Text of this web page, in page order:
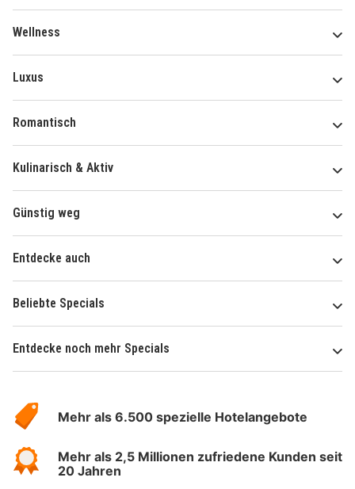
Wellness
Luxus
Romantisch
Kulinarisch & Aktiv
Günstig weg
Entdecke auch
Beliebte Specials
Entdecke noch mehr Specials
Hotelspecials
Mehr als 6.500 spezielle Hotelangebote
Mehr als 2,5 Millionen zufriedene Kunden seit
20 Jahren